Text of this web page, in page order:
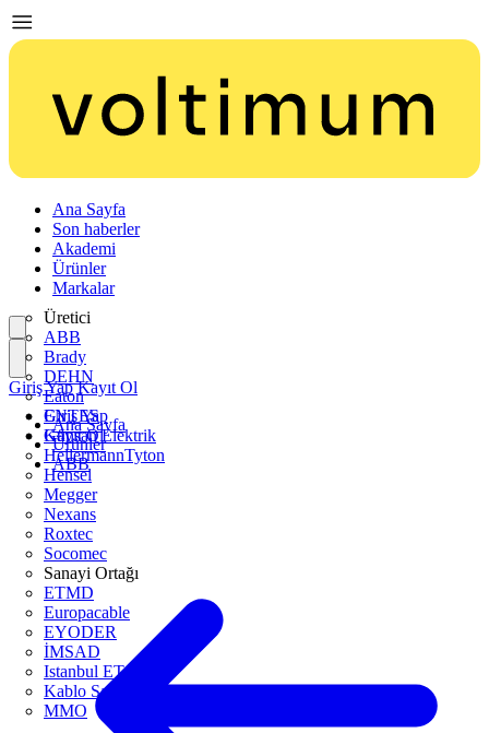
Ana Sayfa
Son haberler
Akademi
Ürünler
Markalar
Üretici
ABB
Brady
DEHN
Eaton
ENTES
Günsan Elektrik
HellermannTyton
Hensel
Megger
Nexans
Roxtec
Socomec
Sanayi Ortağı
ETMD
Europacable
EYODER
İMSAD
Istanbul ETO
Kablo Sanayicileri Derneği
MMO
Giriş Yap
Kayıt Ol
Giriş Yap Kayıt Ol
Ana Sayfa
Ürünler
ABB